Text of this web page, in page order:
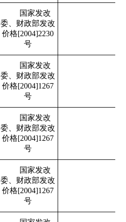
国家发改
委、财政部发改
价格[2004]2230
号
国家发改
委、财政部发改
价格[2004]1267
号
国家发改
委、财政部发改
价格[2004]1267
号
国家发改
委、财政部发改
价格[2004]1267
号